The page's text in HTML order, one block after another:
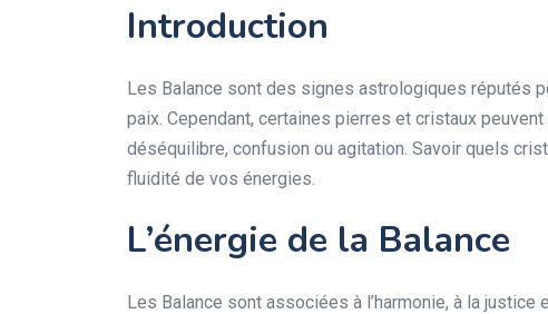
Introduction
Les Balance sont des signes astrologiques réputés
paix. Cependant, certaines pierres et cristaux
déséquilibre, confusion ou agitation. Savoir quels
fluidité de vos énergies.
L’énergie de la Balance
Les Balance sont associées à l’harmonie, à la justice